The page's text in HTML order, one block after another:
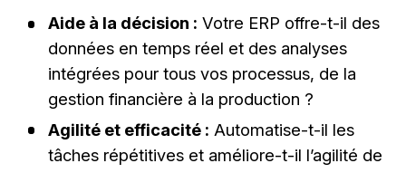
Aide à la décision : Votre ERP offre-t-il des
données en temps réel et des analyses
intégrées pour tous vos processus, de la
gestion financière à la production ?
Agilité et efficacité : Automatise-t-il les
tâches répétitives et améliore-t-il l’agilité de